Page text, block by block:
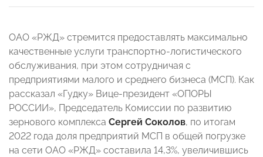
ОАО «РЖД» стремится предоставлять максимально
качественные услуги транспортно-логистического
обслуживания, при этом сотрудничая с
предприятиями малого и среднего бизнеса (МСП). Как
рассказал «Гудку» Вице-президент «ОПОРЫ
РОССИИ», Председатель Комиссии по развитию
зернового комплекса Сергей Соколов, по итогам
2022 года доля предприятий МСП в общей погрузке
на сети ОАО «РЖД» составила 14,3%, увеличившись